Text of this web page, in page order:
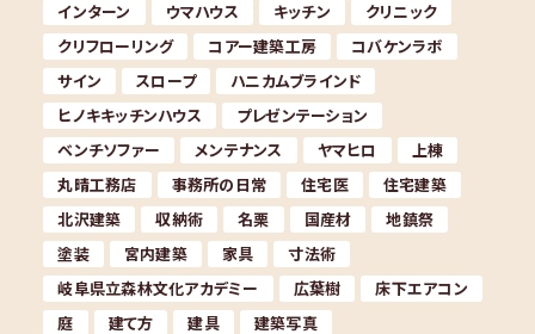
インターン
ウマハウス キッチン
クリニック
クリフローリング
コアー建築工房
コバケンラボ
サイン
スロープ
ハニカムブラインド
ヒノキキッチンハウス
プレゼンテーション
ベンチソファー
メンテナンス ヤマヒロ
上棟
丸晴工務店
事務所の日常 住宅医
住宅建築
北沢建築
収納術 名栗 国産材
地鎮祭
塗装
宮内建築 家具
寸法術
岐阜県立森林文化アカデミー
広葉樹
床下エアコン
庭
建て方 建具
建築写真